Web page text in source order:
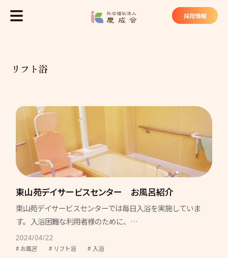
社会福祉
採用情報
慶成会について
法人概要
私たちが大切にしていること
慶成会の取り組み
サービス・施設
ケアハウス ヴィラ東山苑
グループホーム 花みずき
リフト浴
東山苑デイサービスセンター お風呂紹介
東山苑デイサービスセンターでは毎日入浴を実施していま
す。 入浴困難な利用者様のために、…
2024/04/22
お風呂 リフト浴 入浴